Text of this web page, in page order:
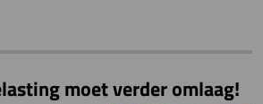
moet verder omlaag!